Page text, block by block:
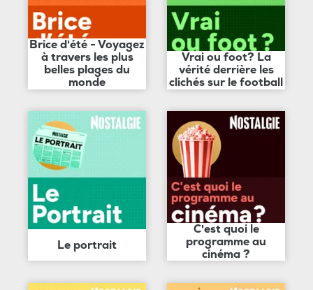
Brice d'été - Voyagez
à travers les plus
belles plages du
monde
Vrai ou foot? La
vérité derrière les
clichés sur le football
Le portrait
C'est quoi le
programme au
cinéma ?